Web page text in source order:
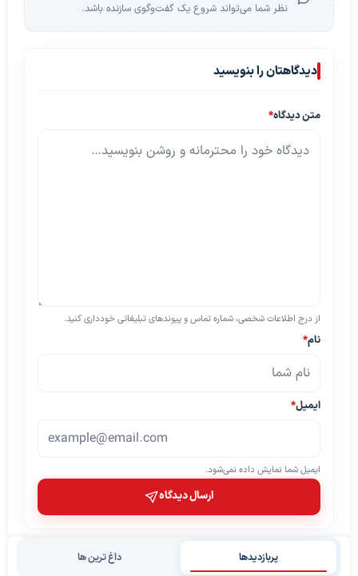
نظر شما می‌تواند شروع یک گفت‌وگوی سازنده باشد.
دیدگاهتان را بنویسید
متن دیدگاه*
از درج اطلاعات شخصی، شماره تماس و پیوندهای تبلیغاتی خودداری کنید.
نام*
ایمیل*
ایمیل شما نمایش داده نمی‌شود.
ارسال دیدگاه
پربازدیدها داغ ترین ها